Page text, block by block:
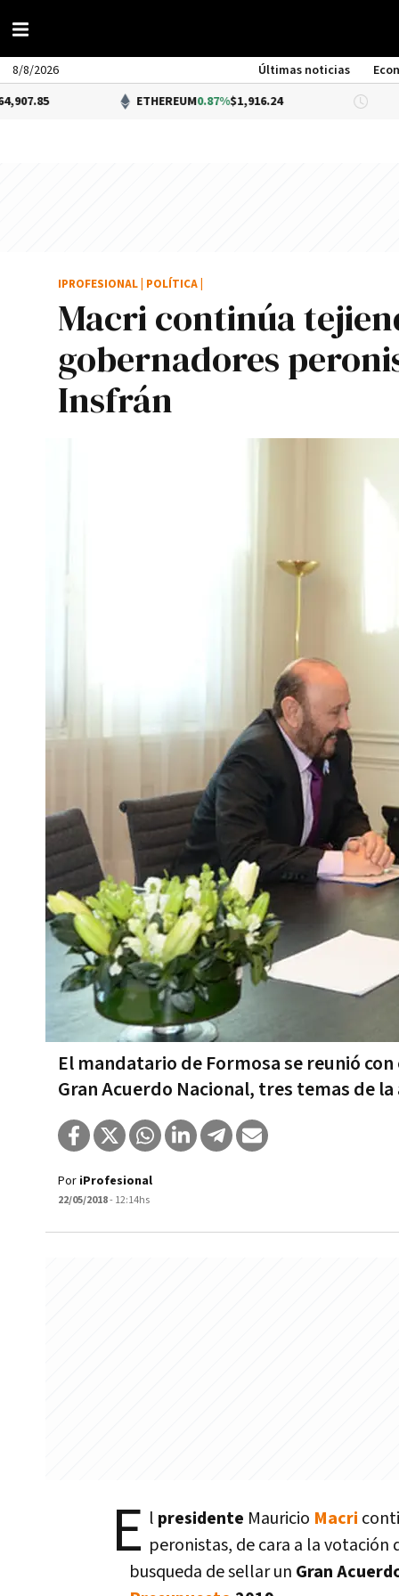
8/8/2026 Últimas noticias
ETHEREUM 0.87%$1,916.24 DÓLAR
Macri continúa
gobernadores
Insfrán
El mandatario de Formosa se reunió
Gran Acuerdo Nacional, tres temas de la
IPROFESIONAL POLÍTICA
Por iProfesional
22/05/2018- 12:14hs
E l presidente Mauricio Macri
peronistas, de cara a la votación
busqueda de sellar un Gran